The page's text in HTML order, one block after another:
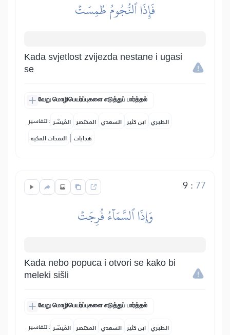
فَإِذَا ٱلنُّجُومُ طُمِسَتۡ
Kada svjetlost zvijezda nestane i ugasi
se
வேறு மொழிபெயர்ப்புகளை எடுத்துப் பார்த்தல்
التفاسير: المُيسَّر المختصر السعدي ابن كثير الطبري
النفحات المكية | هدايات
9: 77
وَإِذَا ٱلسَّمَآءُ فُرِجَتۡ
Kada nebo popuca i otvori se kako bi
meleki sišli
வேறு மொழிபெயர்ப்புகளை எடுத்துப் பார்த்தல்
التفاسير: المُيسَّر المختصر السعدي ابن كثير الطبري